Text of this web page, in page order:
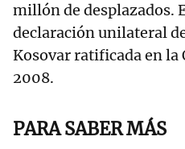
millón de desplazados.
declaración unilateral
Kosovar ratificada en la
2008.
PARA SABER MÁS